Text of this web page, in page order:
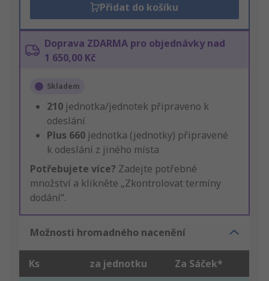
Přidat do košíku
Doprava ZDARMA pro objednávky nad
1 650,00 Kč
Skladem
210 jednotka/jednotek připraveno k
odeslání
Plus 660 jednotka (jednotky) připravené
k odeslání z jiného místa
Potřebujete více? Zadejte potřebné
množství a klikněte „Zkontrolovat termíny
dodání“.
Možnosti hromadného nacenění
Ks za jednotku Za Sáček*